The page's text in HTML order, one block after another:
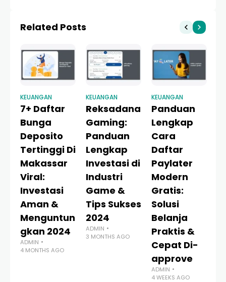
Related Posts
KEUANGAN
7+ Daftar
Bunga
Deposito
Tertinggi Di
Makassar
Viral:
Investasi
Aman &
Menguntun
gkan 2024
ADMIN
4 MONTHS AGO
KEUANGAN
Reksadana
Gaming:
Panduan
Lengkap
Investasi di
Industri
Game &
Tips Sukses
2024
ADMIN
3 MONTHS AGO
KEUANGAN
Panduan
Lengkap
Cara
Daftar
Paylater
Modern
Gratis:
Solusi
Belanja
Praktis &
Cepat Di-
approve
ADMIN
4 WEEKS AGO